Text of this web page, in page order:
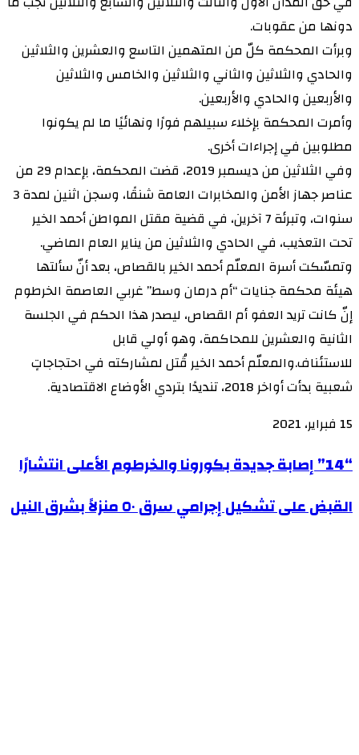
دونها من عقوبات.
وبرأت المحكمة كلّ من المتهمين التاسع والعشرين والثلاثين
والحادي والثلاثين والثاني والثلاثين والخامس والثلاثين
والأربعين والحادي والأربعين.
وأمرت المحكمة بإخلاء سبيلهم فورًا ونهائيًا ما لم يكونوا
مطلوبين في إجراءات أخرى.
وفي الثلاثين من ديسمبر 2019، قضت المحكمة، بإعدام 29 من
عناصر جهاز الأمن والمخابرات العامة شنقًا، وسجن اثنين لمدة 3
سنوات، وتبرئة 7 آخرين، في قضية مقتل المواطن أحمد الخير
تحت التعذيب، في الحادي والثلاثين من يناير العام الماضي.
وتمسّكت أسرة المعلّم أحمد الخير بالقصاص، بعد أنّ سألتها
هيئة محكمة جنايات “أم درمان وسط” غربي العاصمة الخرطوم
إنّ كانت تريد العفو أم القصاص، ليصدر هذا الحكم في الجلسة
الثانية والعشرين للمحاكمة، وهو أولي قابل
للاستئناف.والمعلّم أحمد الخير قُتل لمشاركته في احتجاجاتٍ
شعبية بدأت أواخر 2018، تنديدًا بتردي الأوضاع الاقتصادية.
15 فبراير، 2021
“14”
جديدة
“14” إصابة جديدة بكورونا والخرطوم الأعلى انتشارًا
القبض
القبض على تشكيل إجرامي سرق ٥٠ منزلاً بشرق النيل